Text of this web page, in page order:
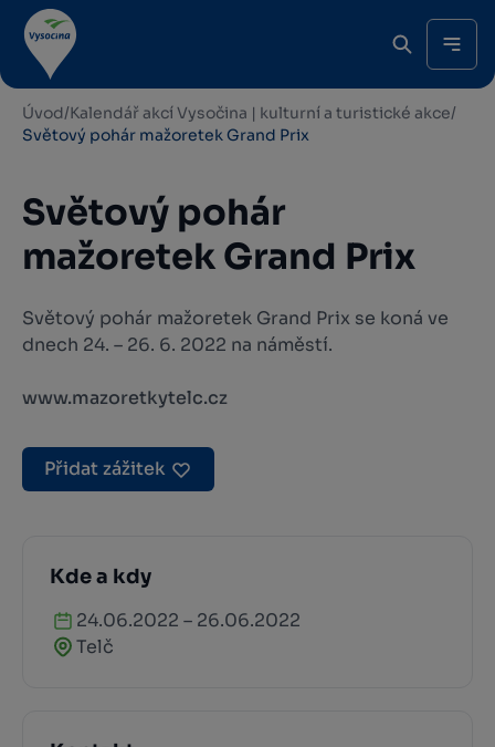
Úvod/Kalendář akcí Vysočina | kulturní a turistické akce/
Světový pohár mažoretek Grand Prix
Světový pohár
mažoretek Grand Prix
Světový pohár mažoretek Grand Prix se koná ve
dnech 24. – 26. 6. 2022 na náměstí.
www.mazoretkytelc.cz
Přidat zážitek
Kde a kdy
24.06.2022 – 26.06.2022
Telč